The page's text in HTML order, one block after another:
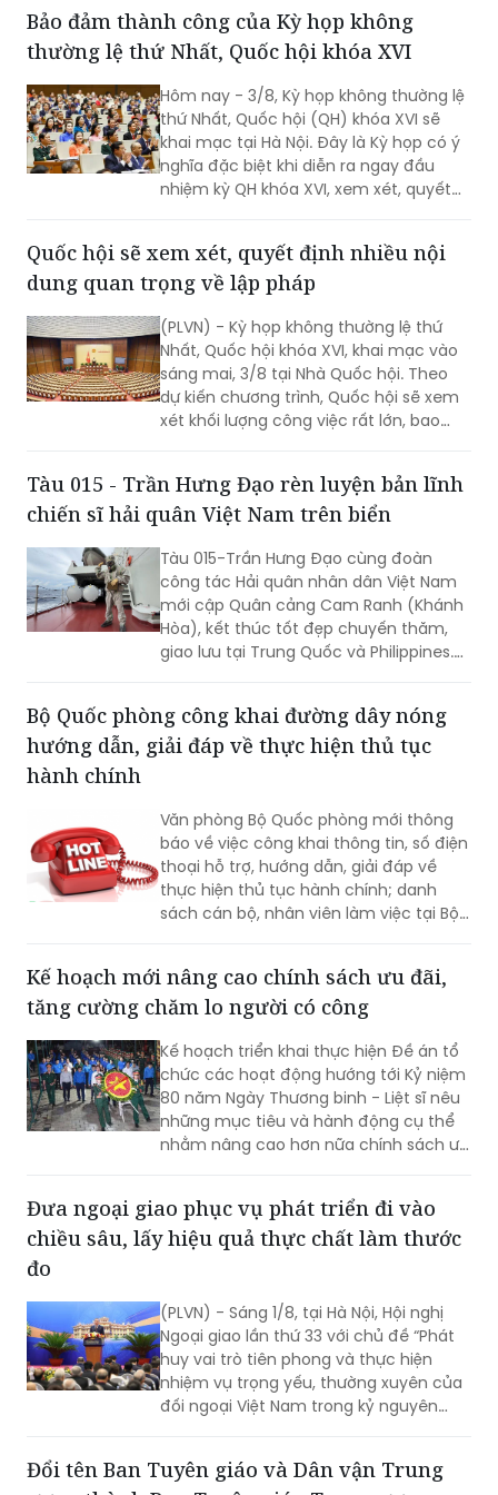
kiến, quyết định nhiều nội dung quan
trọng, cấp bách, đáp ứng yêu cầu thực
tiễn, vì sự phát triển nhanh, bền vững
của đất nước.
Bảo đảm thành công của Kỳ họp không
thường lệ thứ Nhất, Quốc hội khóa XVI
Hôm nay - 3/8, Kỳ họp không thường lệ
thứ Nhất, Quốc hội (QH) khóa XVI sẽ
nghĩa đặc biệt khi diễn ra ngay đầu
nhiệm kỳ QH khóa XVI, xem xét, quyết
định nhiều nội dung quan trọng về
công tác lập pháp, công tác nhân sự
và các vấn đề thuộc thẩm quyền của
QH. Việc các cơ quan của QH và Chính
phủ khẩn trương hoàn tất công tác
chuẩn bị cho thấy quyết tâm đưa các
chủ trương của Đảng nhanh chóng đi
sách kịp thời của QH.
Quốc hội sẽ xem xét, quyết định nhiều nội
dung quan trọng về lập pháp
(PLVN) - Kỳ họp không thường lệ thứ
Nhất, Quốc hội khóa XVI, khai mạc vào
dự kiến chương trình, Quốc hội sẽ xem
xét khối lượng công việc rất lớn, bao
gồm dự kiến biểu quyết thông qua
nhiều dự án luật quan trọng...
Tàu 015 - Trần Hưng Đạo rèn luyện bản lĩnh
chiến sĩ hải quân Việt Nam trên biển
Tàu 015-Trần Hưng Đạo cùng đoàn
công tác Hải quân nhân dân Việt Nam
Hòa), kết thúc tốt đẹp chuyến thăm,
giao lưu tại Trung Quốc và Philippines.
Trong điều kiện hoạt động liên tục trên
ca; tổ chức luyện tập các phương án...
hướng dẫn, giải đáp về thực hiện thủ tục
hành chính
Văn phòng Bộ Quốc phòng mới thông
báo về việc công khai thông tin, số điện
thực hiện thủ tục hành chính; danh
sách cán bộ, nhân viên làm việc tại Bộ
phận Một cửa Bộ Quốc phòng.
Kế hoạch mới nâng cao chính sách ưu đãi,
tăng cường chăm lo người có công
Kế hoạch triển khai thực hiện Đề án tổ
chức các hoạt động hướng tới Kỷ niệm
những mục tiêu và hành động cụ thể
nhằm nâng cao hơn nữa chính sách ưu
đãi, chăm lo đời sống người có công và
bộ, cơ quan trung ương và địa phương
trong tổ chức triển khai...
Đưa ngoại giao phục vụ phát triển đi vào
chiều sâu, lấy hiệu quả thực chất làm thước
đo
(PLVN) - Sáng 1/8, tại Hà Nội, Hội nghị
Ngoại giao lần thứ 33 với chủ đề “Phát
nhiệm vụ trọng yếu, thường xuyên của
đối ngoại Việt Nam trong kỷ nguyên